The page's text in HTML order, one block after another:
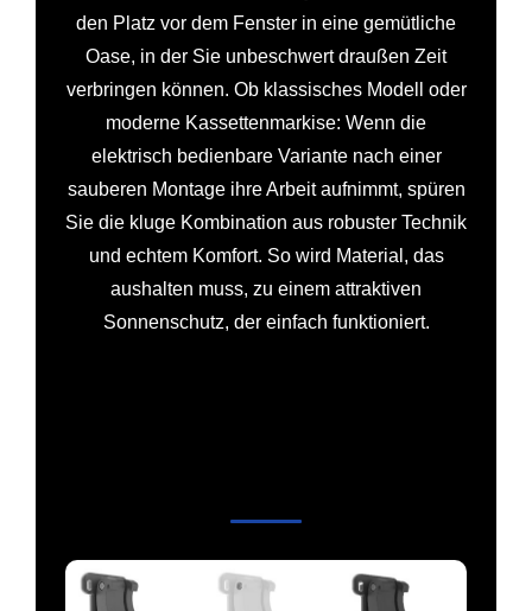
den Platz vor dem Fenster in eine gemütliche
Oase, in der Sie unbeschwert draußen Zeit
verbringen können. Ob klassisches Modell oder
moderne Kassettenmarkise: Wenn die
elektrisch bedienbare Variante nach einer
sauberen Montage ihre Arbeit aufnimmt, spüren
Sie die kluge Kombination aus robuster Technik
und echtem Komfort. So wird Material, das
aushalten muss, zu einem attraktiven
Sonnenschutz, der einfach funktioniert.